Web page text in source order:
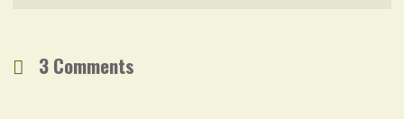
3 Comments